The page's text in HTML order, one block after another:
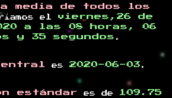
media de todos los
el
viernes,26 de
a las 08 horas, 06
y 35 segundos .
es 2020-06-03 .
estándar es de
109.75